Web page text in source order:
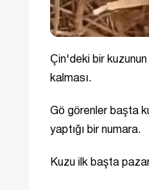
Çin'deki bir
kalması.
Gö görenler başta
yaptığı bir numara.
Kuzu ilk başta